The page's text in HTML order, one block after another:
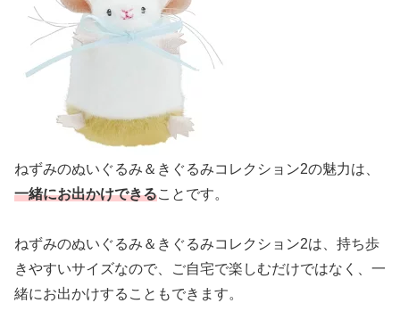
ねずみのぬいぐるみ＆きぐるみコレクション2の魅力は、
一緒にお出かけできることです。
ねずみのぬいぐるみ＆きぐるみコレクション2は、持ち歩
きやすいサイズなので、ご自宅で楽しむだけではなく、一
緒にお出かけすることもできます。